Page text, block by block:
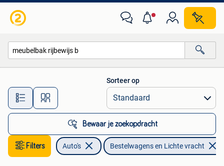
Alle afstanden…
Sorteer op
Bewaar je zoekopdracht
Filters Auto's Bestelwagens en Lichte vracht